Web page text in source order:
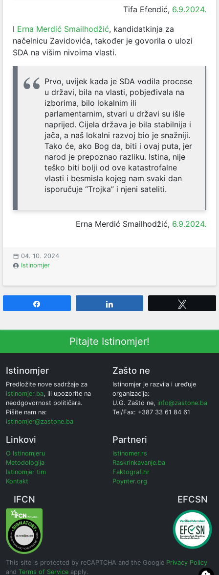
Tifa Efendić, 6.9.2024.
I Erna Merdić Smailhodžić, kandidatkinja za
načelnicu Zavidovića, također je govorila o ulozi
SDA na višim nivoima vlasti.
Prvo, uvijek kada je SDA vodila procese
u državi, bila na vlasti, pobjeđivala na
izborima, bilo lokalnim ili
parlamentarnim, stvari u državi su išle
naprijed. Cijela država je bila stabilnija i
jača, a naš lokalni razvoj bio je snažniji.
Tako će, ako Bog da, biti i ovaj puta, jer
narod je prepoznao razliku. Istina, nije
teško biti bolji od ove katastrofalne
vlasti i besmisla kojeg nam svaki dan
isporučuje “Trojka” i njeni sateliti.
Erna Merdić Smailhodžić, 6.9.2024.
04. 10. 2024
Istinomjer
Pitajte Istinomjer!
Istinomjer
Predložite nove sadržaje za
istinomjer.ba, ili upozorite na
neodgovornost političara.
Pišite nam na:
istinomjer@zastone.ba
Zašto ne
Istinomjer je razvila i uređuje
organizacija:
U.G. Zašto ne, info@zastone.ba
Tel/Fax: +387 33 61 84 61
Linkovi
O Istinomjeru
Metodologija
Istinomjer tim
Kontakt
Partneri
Istinomer.rs
Raskrinkavanje.ba
Faktograf.hr
Poynter.org
IFCN EFCSN
This site is protected by reCAPTCHA and the Google Privacy Policy
and Terms of Service apply.